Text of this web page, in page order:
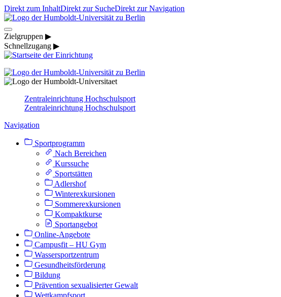
Direkt zum InhaltDirekt zur SucheDirekt zur Navigation
Zielgruppen ▶
Schnellzugang ▶
Zentraleinrichtung Hochschulsport
Zentraleinrichtung Hochschulsport
Navigation
Sportprogramm
Nach Bereichen
Kurssuche
Sportstätten
Adlershof
Winterexkursionen
Sommerexkursionen
Kompaktkurse
Sportangebot
Online-Angebote
Campusfit – HU Gym
Wassersportzentrum
Gesundheitsförderung
Bildung
Prävention sexualisierter Gewalt
Wettkampfsport